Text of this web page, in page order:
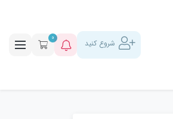
شروع کنید 0